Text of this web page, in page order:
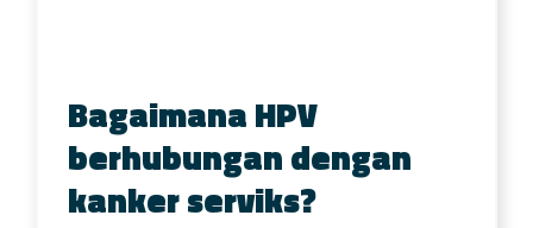
Bagaimana HPV
berhubungan dengan
kanker serviks?